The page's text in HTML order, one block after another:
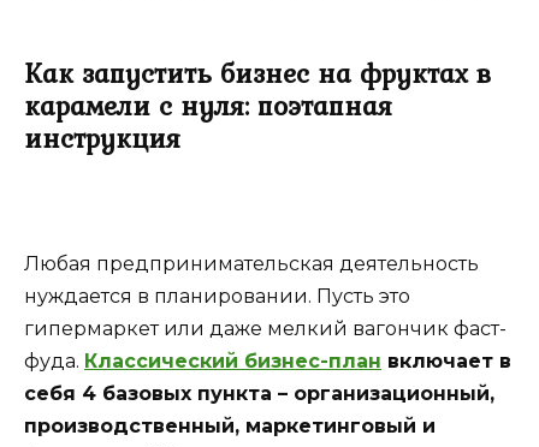
Как запустить бизнес на фруктах в
карамели с нуля: поэтапная
инструкция
Любая предпринимательская деятельность
нуждается в планировании. Пусть это
гипермаркет или даже мелкий вагончик фаст-
фуда. Классический бизнес-план включает в
себя 4 базовых пункта – организационный,
производственный, маркетинговый и